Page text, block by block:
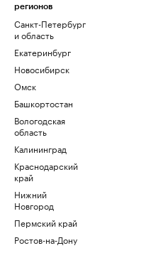
регионов
Санкт-Петербург
и область
Екатеринбург
Новосибирск
Омск
Башкортостан
Вологодская
область
Калининград
Краснодарский
край
Нижний
Новгород
Пермский край
Ростов-на-Дону